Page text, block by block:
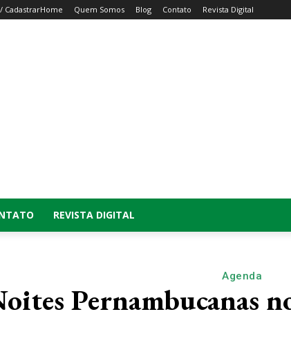
CadastrarHome Quem Somos Blog Contato Revista Digital
REVISTA DIGITAL
Agenda
Pernambucanas